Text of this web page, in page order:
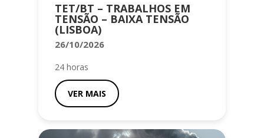
TET/BT – TRABALHOS EM
TENSÃO – BAIXA TENSÃO
(LISBOA)
26/10/2026
24 horas
VER MAIS